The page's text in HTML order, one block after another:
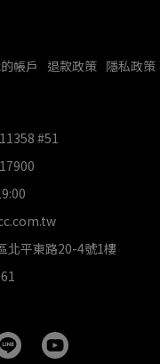
帳戶 退款政策 隱私政策
#51
北平東路20-4號1樓